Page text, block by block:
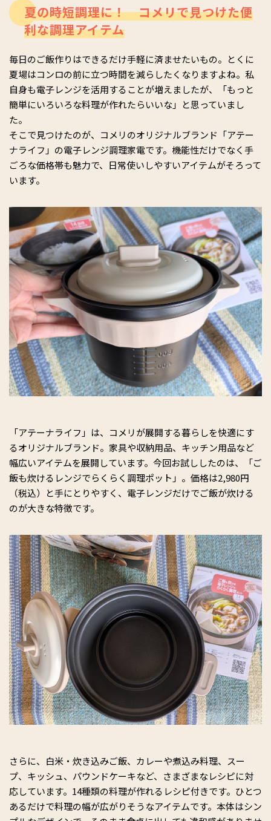
夏の時短調理に！ コメリで見つけた便
利な調理アイテム
毎日のご飯作りはできるだけ手軽に済ませたいもの。とくに
夏場はコンロの前に立つ時間を減らしたくなりますよね。私
自身も電子レンジを活用することが増えましたが、「もっと
簡単にいろいろな料理が作れたらいいな」と思っていまし
た。
そこで見つけたのが、コメリのオリジナルブランド「アテー
ナライフ」の電子レンジ調理家電です。機能性だけでなく手
ごろな価格帯も魅力で、日常使いしやすいアイテムがそろって
います。
「アテーナライフ」は、コメリが展開する暮らしを快適にす
るオリジナルブランド。家具や収納用品、キッチン用品など
幅広いアイテムを展開しています。今回お試ししたのは、「ご
飯も炊けるレンジでらくらく調理ポット」。価格は2,980円
（税込）と手にとりやすく、電子レンジだけでご飯が炊ける
のが大きな特徴です。
さらに、白米・炊き込みご飯、カレーや煮込み料理、スー
プ、キッシュ、パウンドケーキなど、さまざまなレシピに対
応しています。14種類の料理が作れるレシピ付きです。ひとつ
あるだけで料理の幅が広がりそうなアイテムです。本体はシン